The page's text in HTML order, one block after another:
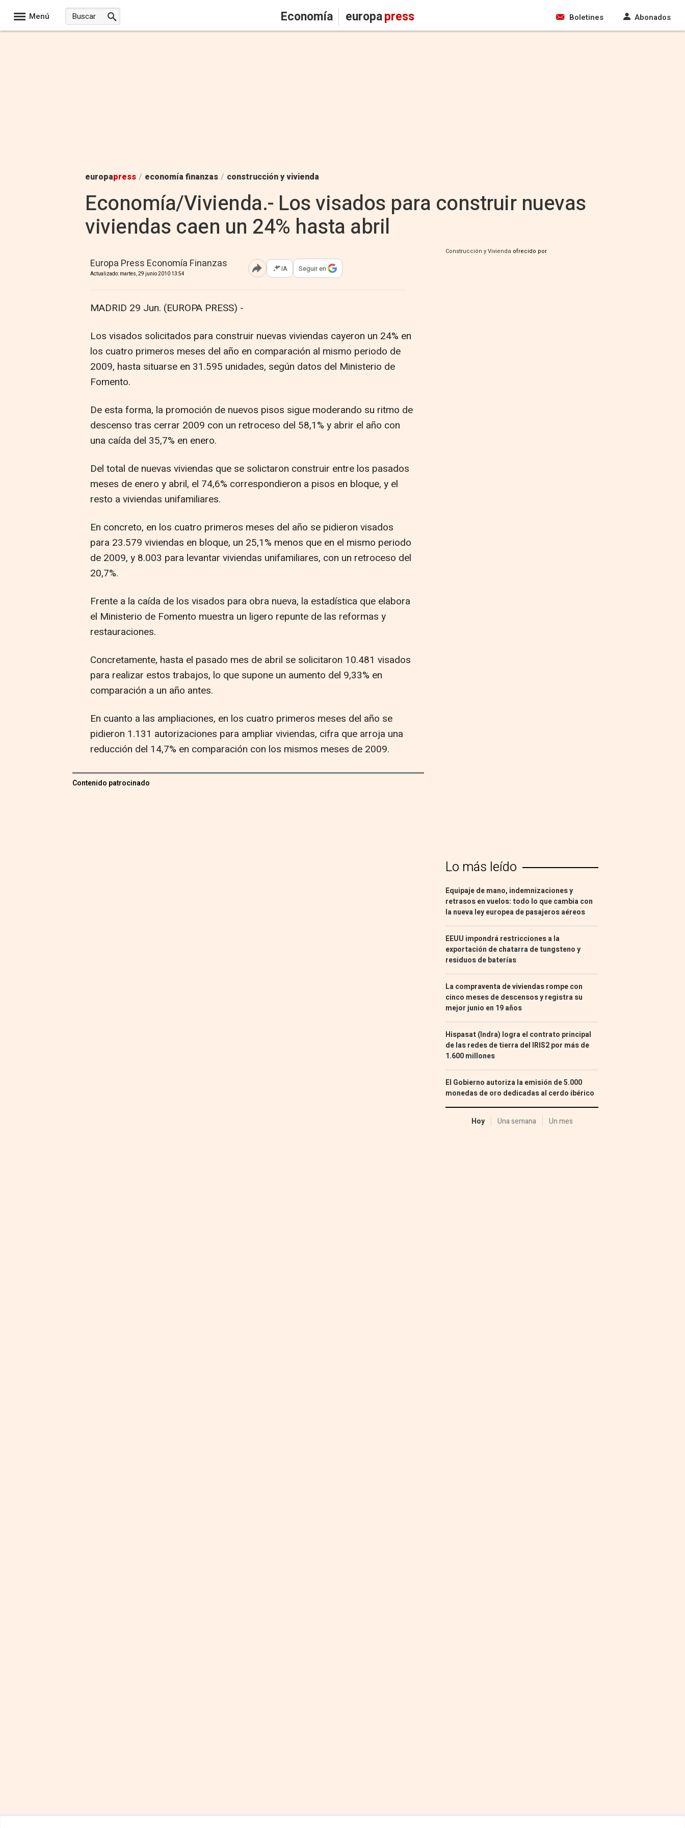
Menú Economía europapress Boletines Abonados
europapress / economía finanzas / construcción y vivienda
Economía/Vivienda.- Los visados para construir nuevas
viviendas caen un 24% hasta abril
Europa Press Economía Finanzas
Actualizado: martes, 29 junio 2010 13:54 Abrir opciones para compartir
IA Seguir en
MADRID 29 Jun. (EUROPA PRESS) -
Los visados solicitados para construir nuevas viviendas cayeron un 24% en
los cuatro primeros meses del año en comparación al mismo periodo de
2009, hasta situarse en 31.595 unidades, según datos del Ministerio de
Fomento.
De esta forma, la promoción de nuevos pisos sigue moderando su ritmo de
descenso tras cerrar 2009 con un retroceso del 58,1% y abrir el año con
una caída del 35,7% en enero.
Del total de nuevas viviendas que se solictaron construir entre los pasados
meses de enero y abril, el 74,6% correspondieron a pisos en bloque, y el
resto a viviendas unifamiliares.
En concreto, en los cuatro primeros meses del año se pidieron visados
para 23.579 viviendas en bloque, un 25,1% menos que en el mismo periodo
de 2009, y 8.003 para levantar viviendas unifamiliares, con un retroceso del
20,7%.
Frente a la caída de los visados para obra nueva, la estadística que elabora
el Ministerio de Fomento muestra un ligero repunte de las reformas y
restauraciones.
Concretamente, hasta el pasado mes de abril se solicitaron 10.481 visados
para realizar estos trabajos, lo que supone un aumento del 9,33% en
comparación a un año antes.
En cuanto a las ampliaciones, en los cuatro primeros meses del año se
pidieron 1.131 autorizaciones para ampliar viviendas, cifra que arroja una
reducción del 14,7% en comparación con los mismos meses de 2009.
Contenido patrocinado
Construcción y Vivienda ofrecido por
Lo más leído
Equipaje de mano, indemnizaciones y
retrasos en vuelos: todo lo que cambia con
la nueva ley europea de pasajeros aéreos
EEUU impondrá restricciones a la
exportación de chatarra de tungsteno y
residuos de baterías
La compraventa de viviendas rompe con
cinco meses de descensos y registra su
mejor junio en 19 años
Hispasat (Indra) logra el contrato principal
de las redes de tierra del IRIS2 por más de
1.600 millones
El Gobierno autoriza la emisión de 5.000
monedas de oro dedicadas al cerdo ibérico
Hoy Una semana Un mes